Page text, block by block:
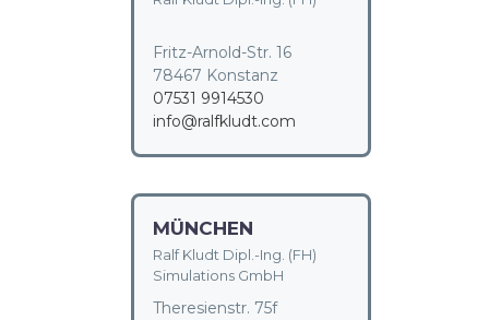
Fritz-Arnold-Str. 16
78467 Konstanz
07531 9914530
info@ralfkludt.com
MÜNCHEN
Ralf Kludt Dipl.-Ing. (FH)
Simulations GmbH
Theresienstr. 75f